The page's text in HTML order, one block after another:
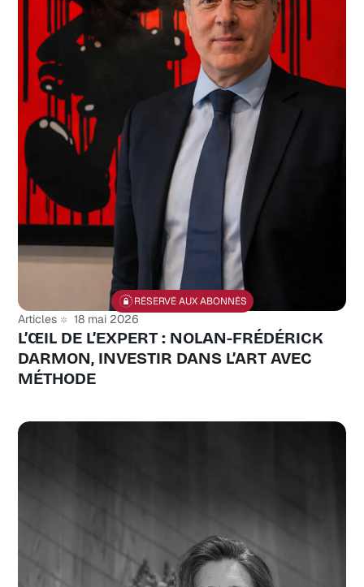
RÉSERVÉ AUX ABONNÉS
Articles 18 mai 2026
L’ŒIL DE L’EXPERT : NOLAN-FRÉDÉRICK
DARMON, INVESTIR DANS L’ART AVEC
MÉTHODE